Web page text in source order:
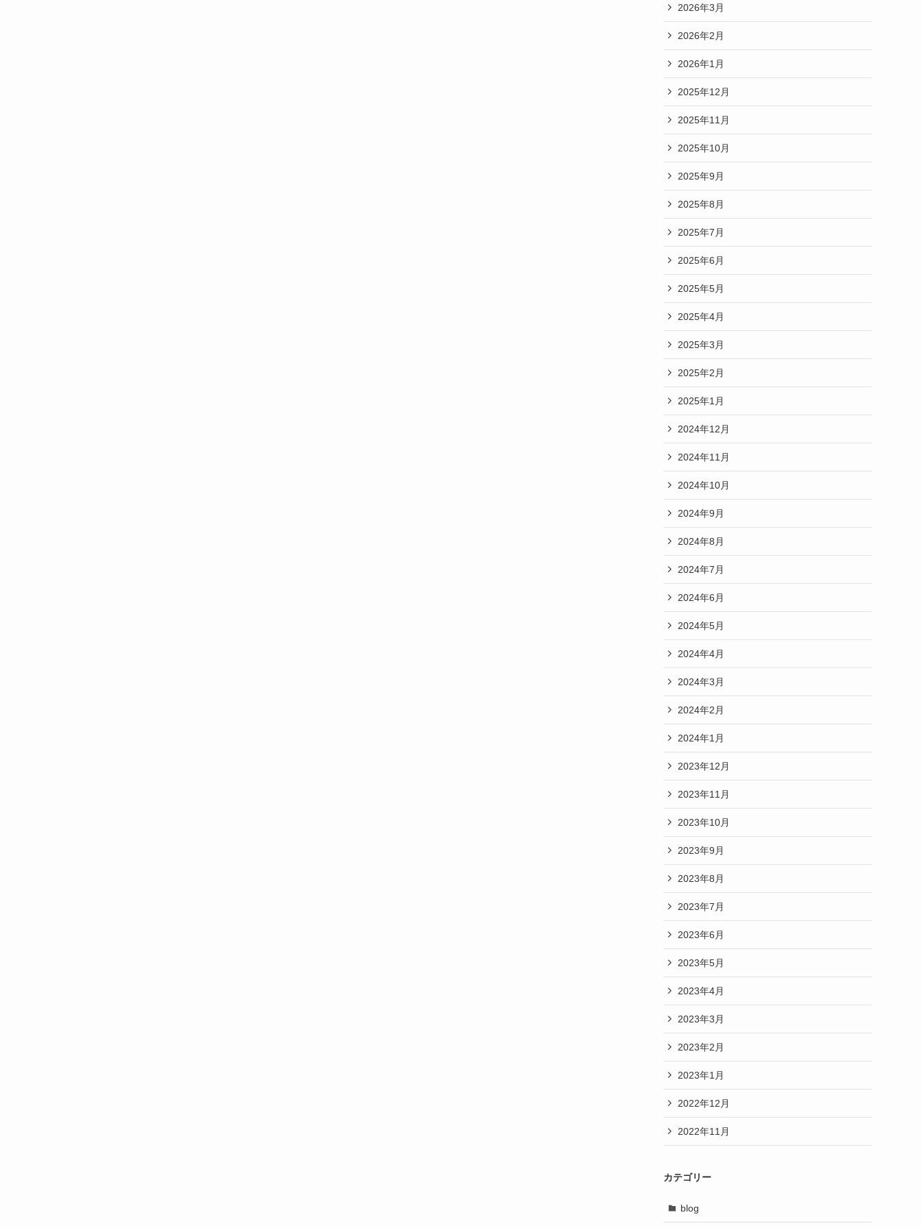
2026年3月
2026年2月
2026年1月
2025年12月
2025年11月
2025年10月
2025年9月
2025年8月
2025年7月
2025年6月
2025年5月
2025年4月
2025年3月
2025年2月
2025年1月
2024年12月
2024年11月
2024年10月
2024年9月
2024年8月
2024年7月
2024年6月
2024年5月
2024年4月
2024年3月
2024年2月
2024年1月
2023年12月
2023年11月
2023年10月
2023年9月
2023年8月
2023年7月
2023年6月
2023年5月
2023年4月
2023年3月
2023年2月
2023年1月
2022年12月
2022年11月
カテゴリー
blog